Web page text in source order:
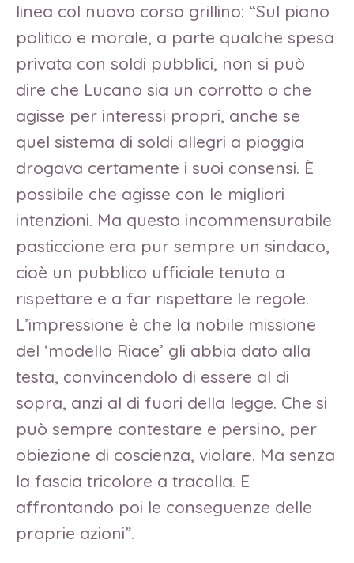
linea col nuovo corso grillino: “Sul piano
politico e morale, a parte qualche spesa
privata con soldi pubblici, non si può
dire che Lucano sia un corrotto o che
agisse per interessi propri, anche se
quel sistema di soldi allegri a pioggia
drogava certamente i suoi consensi. È
possibile che agisse con le migliori
intenzioni. Ma questo incommensurabile
pasticcione era pur sempre un sindaco,
cioè un pubblico ufficiale tenuto a
rispettare e a far rispettare le regole.
L’impressione è che la nobile missione
del ‘modello Riace’ gli abbia dato alla
testa, convincendolo di essere al di
sopra, anzi al di fuori della legge. Che si
può sempre contestare e persino, per
obiezione di coscienza, violare. Ma senza
la fascia tricolore a tracolla. E
affrontando poi le conseguenze delle
proprie azioni”.